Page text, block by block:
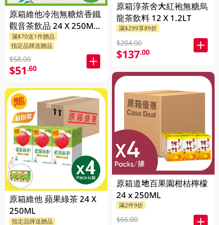
原箱維他冷泡無糖焙香鐵
觀音茶飲品 24 X 250ML
(新舊包裝隨機發貨)
滿$70送1件贈品
指定品牌送贈品
$58.00
$51.60
原箱維他 蘋果綠茶 24 X
250ML
指定品牌送贈品
原箱淳茶舍大紅袍無糖烏
龍茶飲料 12 X 1.2LT
滿$299享89折
$204.00
$137.00
原箱道地百果園柑桔檸檬
24 x 250ML
滿2件9折
$66.00